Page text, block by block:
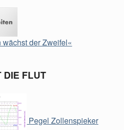
wächst der Zweifel«
DIE FLUT
Pegel Zollenspieker